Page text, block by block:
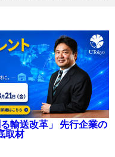
輸送改革」 先行企業の
取材